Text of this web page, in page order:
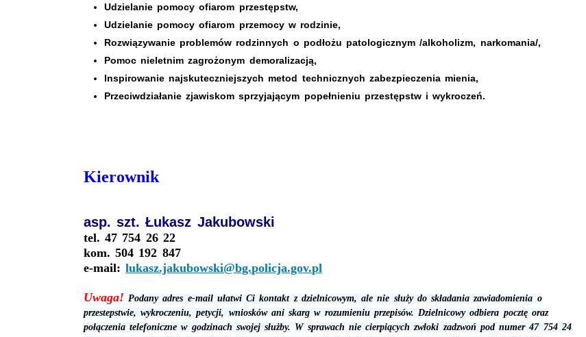
Udzielanie pomocy ofiarom przestępstw,
Udzielanie pomocy ofiarom przemocy w rodzinie,
Rozwiązywanie problemów rodzinnych o podłożu patologicznym /alkoholizm, narkomania/,
Pomoc nieletnim zagrożonym demoralizacją,
Inspirowanie najskuteczniejszych metod technicznych zabezpieczenia mienia,
Przeciwdziałanie zjawiskom sprzyjającym popełnieniu przestępstw i wykroczeń.
Kierownik
asp. szt. Łukasz Jakubowski
tel. 47 754 26 22
kom. 504 192 847
e-mail:lukasz.jakubowski@bg.policja.gov.pl
Uwaga! Podany adres e-mail ułatwi Ci kontakt z dzielnicowym, ale nie służy do składania zawiadomienia o
przestepstwie, wykroczeniu, petycji, wniosków ani skarg w rozumieniu przepisów. Dzielnicowy odbiera pocztę oraz
połączenia telefoniczne w godzinach swojej służby. W sprawach nie cierpiących zwłoki zadzwoń pod numer 47 754 24